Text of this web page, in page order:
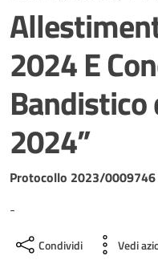
2024 E
Bandistico
2024”
Dettagli del
Protocollo 2023/
-
Condividi Vedi